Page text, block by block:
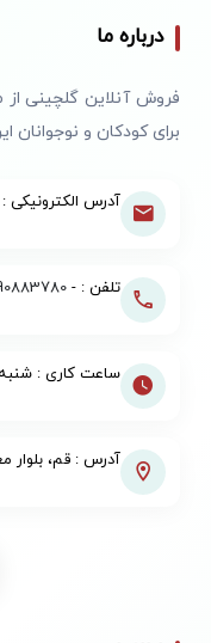
درباره ما
فروش آنلاین گلچینی
برای کودکان و نوجوانان
آدرس الکترونیکی : info@ketabjan.com
تلفن : -
ساعت کاری : شنبه تا
آدرس : قم، بلوار